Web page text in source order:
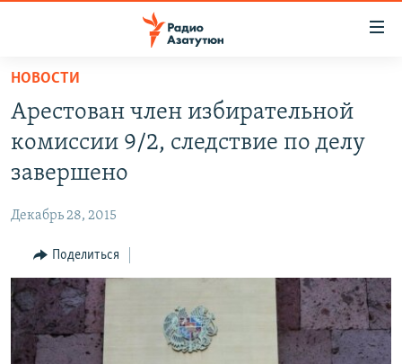
Перейти
основному
содержанию
основной
навигации
Перейти
поиску
НОВОСТИ
ЭКОНОМИКА
РЕГИОН
НАГОРНЫЙ КАРАБАХ
КУЛЬТУРА
СПОРТ
НОВОСТИ
Арестован член избирательной
комиссии 9/2, следствие по делу
завершено
Декабрь 28, 2015
Поделиться